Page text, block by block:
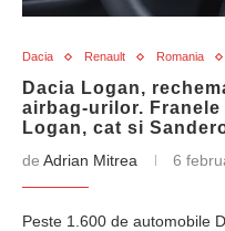
Dacia Renault Romania
Dacia Logan,
airbag-urilor.
Logan, cat si
de Adrian Mitrea 6
Peste 1.600 de automobile